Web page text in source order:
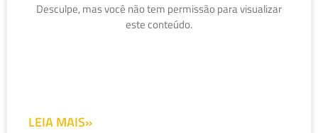
Desculpe, mas você não tem permissão para visualizar
este conteúdo.
LEIA MAIS»